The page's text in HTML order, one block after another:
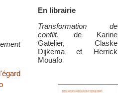
En librairie
Transformation de
conflit, de Karine
Gatelier, Claske
Dijkema et Herrick
Mouafo